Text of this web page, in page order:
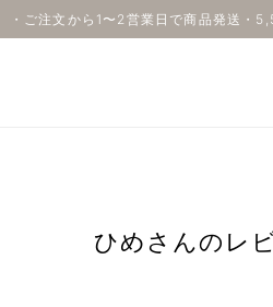
・ご注文から1〜2営業日で商品発送・
ひめさんのレ